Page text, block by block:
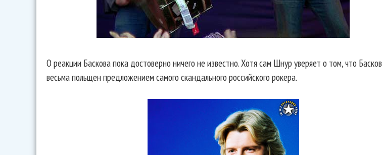
О реакции Баскова пока достоверно ничего не известно. Хотя сам Шнур уверяет о том, что Басков
весьма польщен предложением самого скандального российского рокера.